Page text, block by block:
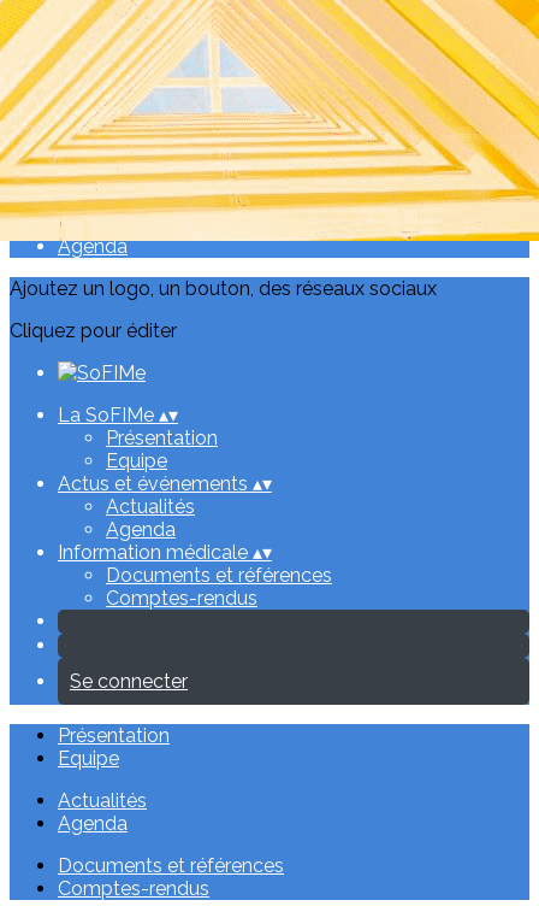
Exporter les lignes sélectionnées
Exporter toutes les colonnes
Exporter uniquement les colonnes affichées
Menu
<
>
Actualités
Agenda
Ajoutez un logo, un bouton, des réseaux sociaux
Cliquez pour éditer
La SoFIMe ▴▾
Présentation
Equipe
Actus et événements ▴▾
Actualités
Agenda
Information médicale ▴▾
Documents et références
Comptes-rendus
Se connecter
Présentation
Equipe
Actualités
Agenda
Documents et références
Comptes-rendus